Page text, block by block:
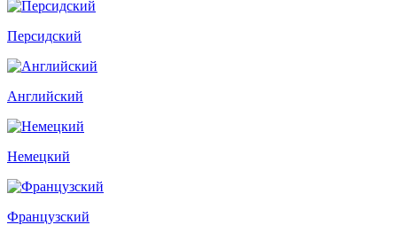
Персидский
Английский
Немецкий
Французский